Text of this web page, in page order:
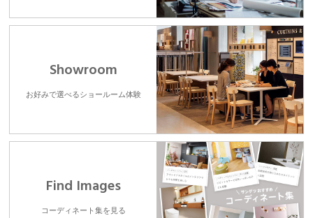
Showroom
お好みで選べるショールーム体験
Find Images
コーディネート集を見る